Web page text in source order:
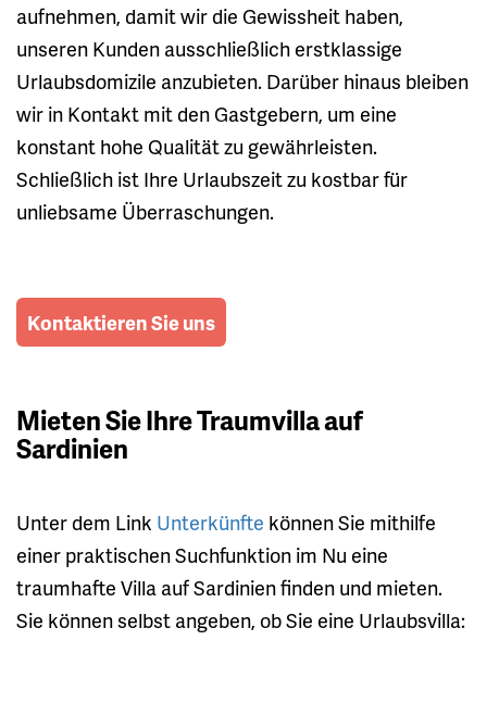
aufnehmen, damit wir die Gewissheit haben,
unseren Kunden ausschließlich erstklassige
Urlaubsdomizile anzubieten. Darüber hinaus bleiben
wir in Kontakt mit den Gastgebern, um eine
konstant hohe Qualität zu gewährleisten.
Schließlich ist Ihre Urlaubszeit zu kostbar für
unliebsame Überraschungen.
Kontaktieren Sie uns
Mieten Sie Ihre Traumvilla auf
Sardinien
Unter dem Link Unterkünfte können Sie mithilfe
einer praktischen Suchfunktion im Nu eine
traumhafte Villa auf Sardinien finden und mieten.
Sie können selbst angeben, ob Sie eine Urlaubsvilla: